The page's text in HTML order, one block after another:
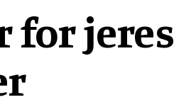
for jeres